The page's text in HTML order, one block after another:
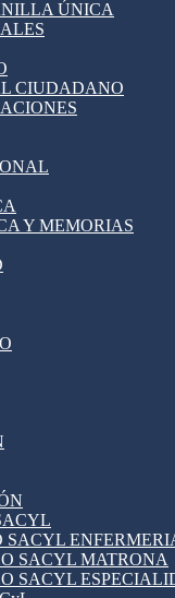
ÚNICA
CIUDADANO
Y MEMORIAS
SACYL
SACYL MATRONA
SACYL